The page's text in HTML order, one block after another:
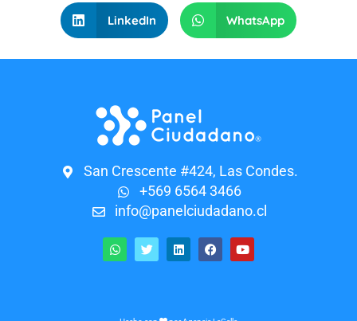
LinkedIn WhatsApp
San Crescente #424, Las Condes.
+569 6564 3466
info@panelciudadano.cl